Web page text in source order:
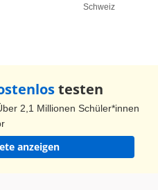
Schweiz
testen
2,1 Millionen Schüler*innen
anzeigen